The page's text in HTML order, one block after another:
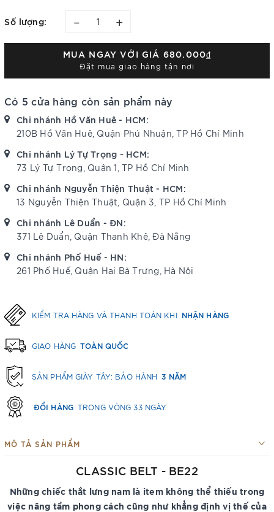
Số lượng: – +
MUA NGAY VỚI GIÁ 680.000₫
Đặt mua giao hàng tận nơi
Có 5 cửa hàng còn sản phẩm này
Chi nhánh Hồ Văn Huê - HCM:
210B Hồ Văn Huê, Quận Phú Nhuận, TP Hồ Chí Minh
Chi nhánh Lý Tự Trọng - HCM:
73 Lý Tự Trọng, Quận 1, TP Hồ Chí Minh
Chi nhánh Nguyễn Thiện Thuật - HCM:
13 Nguyễn Thiện Thuật, Quận 3, TP Hồ Chí Minh
Chi nhánh Lê Duẩn - ĐN:
371 Lê Duẩn, Quận Thanh Khê, Đà Nẵng
Chi nhánh Phố Huế - HN:
261 Phố Huế, Quận Hai Bà Trưng, Hà Nội
KIỂM TRA HÀNG VÀ THANH TOÁN KHI NHẬN HÀNG
GIAO HÀNG TOÀN QUỐC
SẢN PHẨM GIÀY TÂY: BẢO HÀNH 3 NĂM
ĐỔI HÀNG TRONG VÒNG 33 NGÀY
MÔ TẢ SẢN PHẨM
CLASSIC BELT - BE22
Những chiếc thắt lưng nam là item không thể thiếu trong
việc nâng tầm phong cách cũng như khẳng định vị thế của